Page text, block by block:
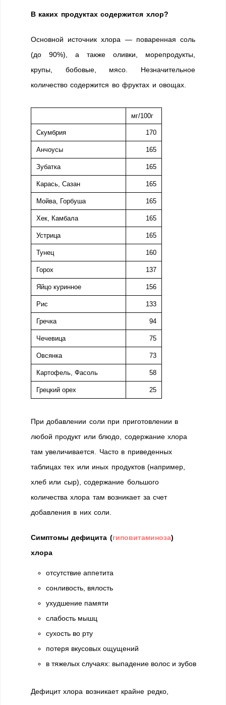
В каких продуктах содержится хлор?
Основной источник хлора — поваренная соль
(до 90%), а также оливки, морепродукты,
крупы, бобовые, мясо. Незначительное
количество содержится во фруктах и овощах.
мг/100г
Скумбрия 170
Анчоусы 165
Зубатка 165
Карась, Сазан 165
Мойва, Горбуша 165
Хек, Камбала 165
Устрица 165
Тунец 160
Горох 137
Яйцо куринное 156
Рис 133
Гречка 94
Чечевица 75
Овсянка 73
Картофель, Фасоль 58
Грецкий орех 25
При добавлении соли при приготовлении в
любой продукт или блюдо, содержание хлора
там увеличивается. Часто в приведенных
таблицах тех или иных продуктов (например,
хлеб или сыр), содержание большого
количества хлора там возникает за счет
добавления в них соли.
Симптомы дефицита (гиповитаминоза)
хлора
отсутствие аппетита
сонливость, вялость
ухудшение памяти
слабость мышц
сухость во рту
потеря вкусовых ощущений
в тяжелых случаях: выпадение волос и зубов
Дефицит хлора возникает крайне редко,